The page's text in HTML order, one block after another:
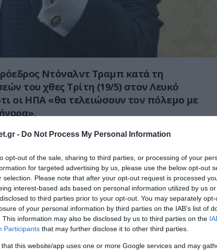
- Do Not Process My Personal Information
opt-out of the sale, sharing to third parties, or processing of your
for targeted advertising by us, please use the below opt-out
selection. Please note that after your opt-out request is processed
interest-based ads based on personal information utilized by us
to third parties prior to your opt-out. You may separately
of your personal information by third parties on the IAB’s list of
This information may also be disclosed by us to third parties on the
Participants that may further disclose it to other third parties.
that this website/app uses one or more Google services and may
Ντόναλντ Τραμπ κατά τη
του χθες Τρίτη (19/5) στον Λευκό
οι ΗΠΑ «θα τελειώσουν τον πόλεμο με
πώς το Ιράν απαντά με απειλές
περίπτωση νέας σύγκρουσης.
του Κογκρέσου στον Λευκό Οίκο, ο
ότι η Ουάσινγκτον μπορεί να
σε σύντομο χρονικό διάστημα,
περισσότερες λεπτομέρειες για το
ή τη στρατηγική που θα ακολουθηθεί.